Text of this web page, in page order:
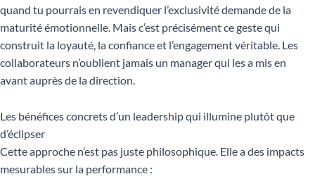
quand tu pourrais en revendiquer l’exclusivité demande de la
maturité émotionnelle. Mais c’est précisément ce geste qui
construit la loyauté, la confiance et l’engagement véritable. Les
collaborateurs n’oublient jamais un manager qui les a mis en
avant auprès de la direction.
Les bénéfices concrets d’un leadership qui illumine plutôt que
d’éclipser
Cette approche n’est pas juste philosophique. Elle a des impacts
mesurables sur la performance :